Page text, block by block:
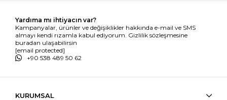
Yardıma mı ihtiyacın var?
Kampanyalar, ürünler ve değişiklikler hakkında e-mail ve SMS
almayı kendi rızamla kabul ediyorum. Gizlilik sözleşmesine
buradan ulaşabilirsin
[email protected]
+90 538 489 50 62
KURUMSAL